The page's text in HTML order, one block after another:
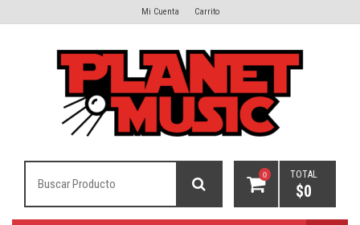
Mi Cuenta Carrito
0 TOTAL
$0